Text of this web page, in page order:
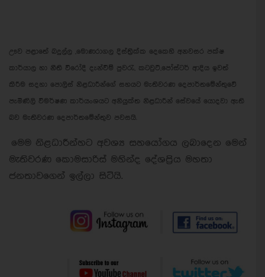
ඌව පළාතේ බදුල්ල ,මොණරාගල දිස්ත්‍රික්ක දෙකෙහි අනවසර පක්ෂ
කාර්යාල හා නීති විරෝදී දැන්වීම් පුවරැ, කටවුට්,පෝස්ටර් ආදිය ඉවත්
කිරීම සදහා පොලිස් නිළධාරීන්ගේ සහයට මැතිවරණ දෙපාර්තමේන්තුවේ
පැමිණිලි විමර්ෂණ කාර්යංශයට අනියුක්ත නිළධාරීන් සේවයේ යොදවා ඇති
බව මැතිවරණ දෙපාර්තමේන්තුව පවසයි.
මෙම නිළධාරීන්හට අවශ්‍ය සහයෝගය ලබාදෙන මෙන්
මැතිවරණ කොමසාරිස් මහින්ද දේශප්‍රිය මහතා
ජනතාවගෙන් ඉල්ලා සිටියි.